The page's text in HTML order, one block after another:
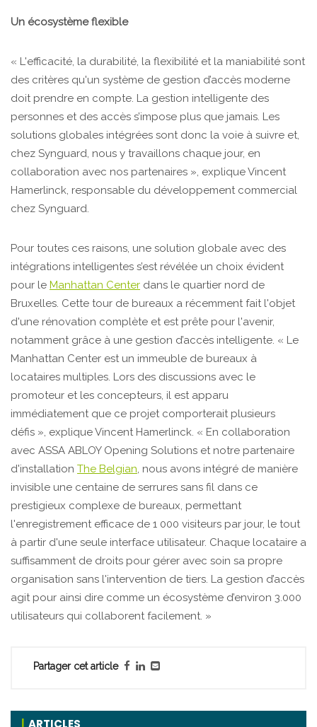
Un écosystème flexible
« L'efficacité, la durabilité, la flexibilité et la maniabilité sont
des critères qu'un système de gestion d’accès moderne
doit prendre en compte. La gestion intelligente des
personnes et des accès s’impose plus que jamais. Les
solutions globales intégrées sont donc la voie à suivre et,
chez Synguard, nous y travaillons chaque jour, en
collaboration avec nos partenaires », explique Vincent
Hamerlinck, responsable du développement commercial
chez Synguard.
Pour toutes ces raisons, une solution globale avec des
intégrations intelligentes s’est révélée un choix évident
pour le Manhattan Center dans le quartier nord de
Bruxelles. Cette tour de bureaux a récemment fait l'objet
d'une rénovation complète et est prête pour l'avenir,
notamment grâce à une gestion d’accès intelligente. « Le
Manhattan Center est un immeuble de bureaux à
locataires multiples. Lors des discussions avec le
promoteur et les concepteurs, il est apparu
immédiatement que ce projet comporterait plusieurs
défis », explique Vincent Hamerlinck. « En collaboration
avec ASSA ABLOY Opening Solutions et notre partenaire
d'installation The Belgian, nous avons intégré de manière
invisible une centaine de serrures sans fil dans ce
prestigieux complexe de bureaux, permettant
l'enregistrement efficace de 1 000 visiteurs par jour, le tout
à partir d'une seule interface utilisateur. Chaque locataire a
suffisamment de droits pour gérer avec soin sa propre
organisation sans l'intervention de tiers. La gestion d’accès
agit pour ainsi dire comme un écosystème d’environ 3.000
utilisateurs qui collaborent facilement. »
Partager cet article